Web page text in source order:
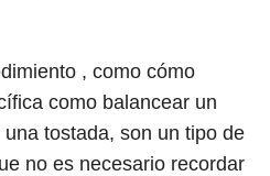
, como cómo
como balancear un
tostada, son un tipo de
no es necesario recordar